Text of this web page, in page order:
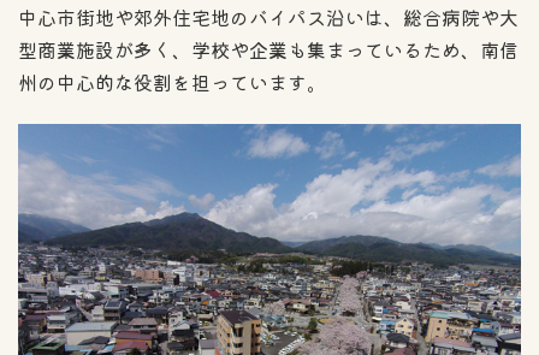
中心市街地や郊外住宅地のバイパス沿いは、総合病院や大
型商業施設が多く、学校や企業も集まっているため、南信
州の中心的な役割を担っています。